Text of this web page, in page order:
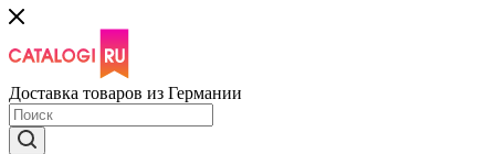
Доставка товаров из Германии